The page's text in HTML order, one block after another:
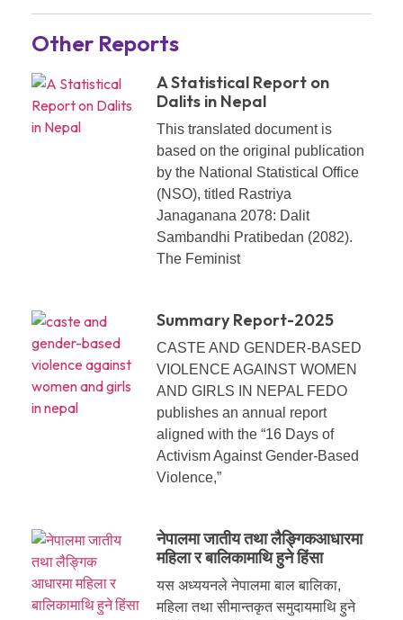
Other Reports
A Statistical Report on
Dalits in Nepal
This translated document is
based on the original publication
by the National Statistical Office
(NSO), titled Rastriya
Janaganana 2078: Dalit
Sambandhi Pratibedan (2082).
The Feminist
Summary Report-2025
CASTE AND GENDER-BASED
VIOLENCE AGAINST WOMEN
AND GIRLS IN NEPAL FEDO
publishes an annual report
aligned with the “16 Days of
Activism Against Gender-Based
Violence,”
नेपालमा जातीय तथा लैङ्गिकआधारमा
महिला र बालिकामाथि हुने हिंसा
यस अध्ययनले नेपालमा बाल बालिका,
महिला तथा सीमान्तकृत समुदायमाथि हुने